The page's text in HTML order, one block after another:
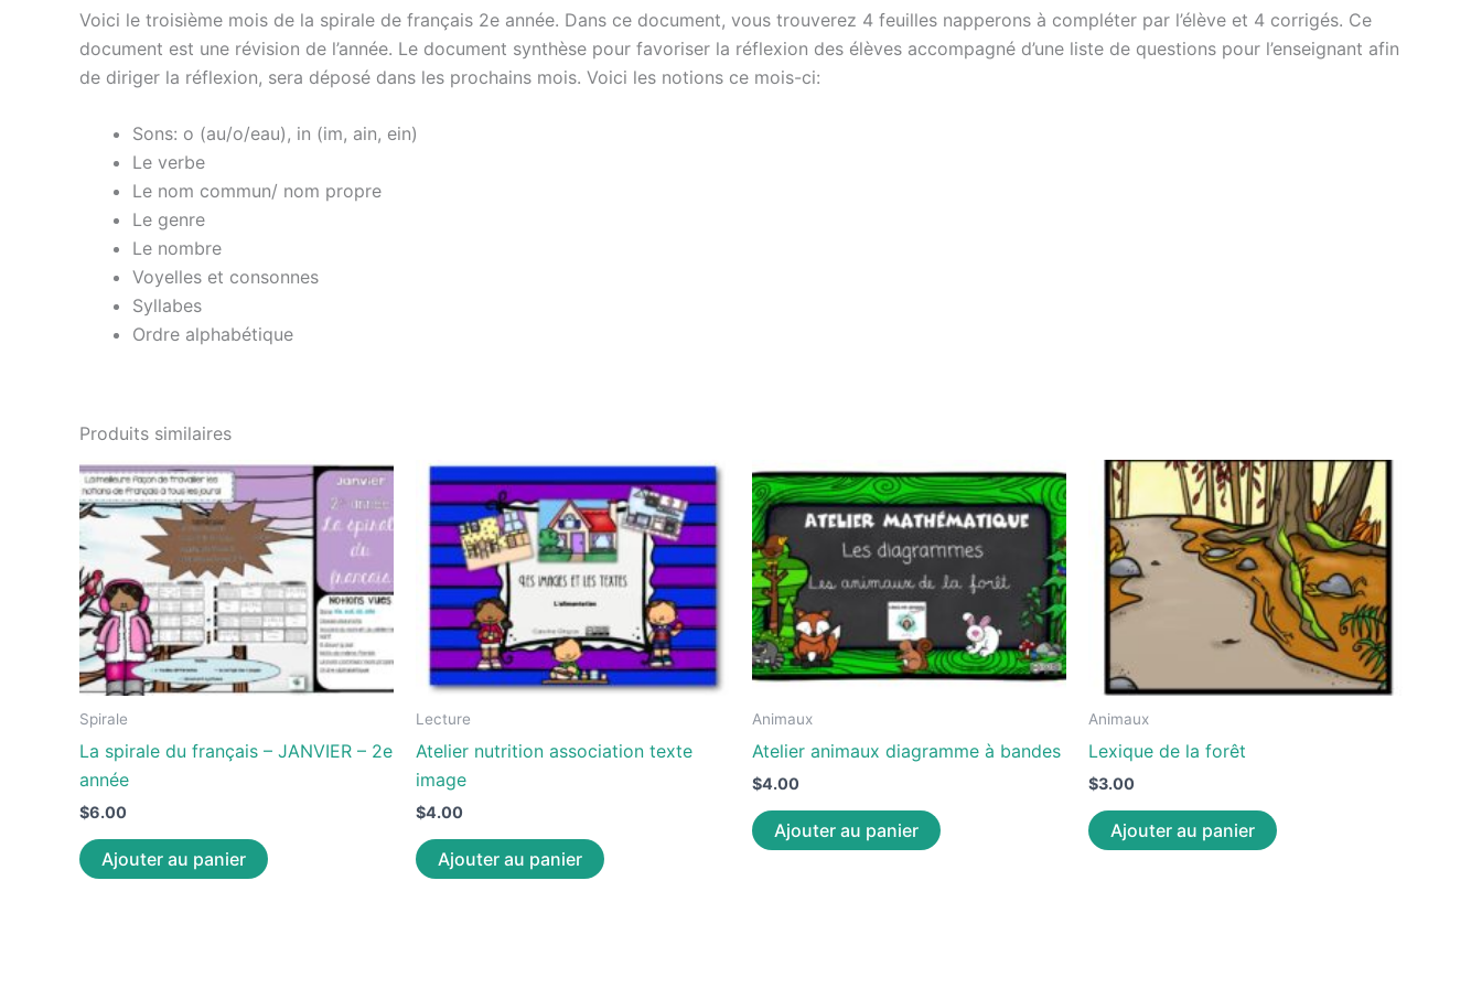
Voici le troisième mois de la spirale de français 2e année. Dans ce document, vous trouverez 4 feuilles napperons à compléter par l’élève et 4 corrigés. Ce
document est une révision de l’année. Le document synthèse pour favoriser la réflexion des élèves accompagné d’une liste de questions pour l’enseignant afin
de diriger la réflexion, sera déposé dans les prochains mois. Voici les notions ce mois-ci:
Sons: o (au/o/eau), in (im, ain, ein)
Le verbe
Le nom commun/ nom propre
Le genre
Le nombre
Voyelles et consonnes
Syllabes
Ordre alphabétique
Produits similaires
Spirale
La spirale du français – JANVIER – 2e
année
$6.00
Ajouter au panier
Lecture
Atelier nutrition association texte
image
$4.00
Ajouter au panier
Animaux
Atelier animaux diagramme à bandes
$4.00
Ajouter au panier
Animaux
Lexique de la forêt
$3.00
Ajouter au panier